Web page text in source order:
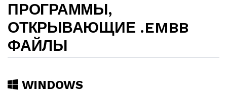
ПРОГРАММЫ,
ОТКРЫВАЮЩИЕ .EMBB
ФАЙЛЫ
WINDOWS